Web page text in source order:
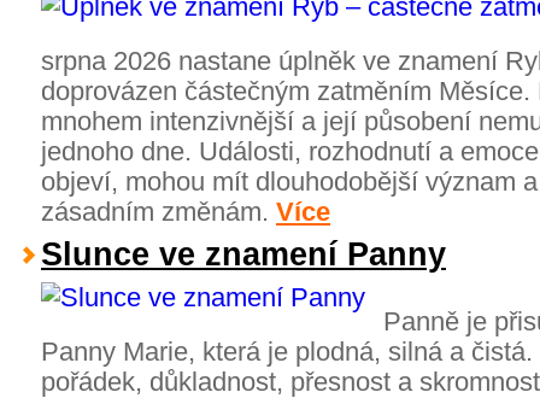
srpna 2026 nastane úplněk ve znamení
doprovázen částečným zatměním
mnohem intenzivnější a její působení
jednoho dne. Události, rozhodnutí a
objeví, mohou mít dlouhodobější význam
zásadním změnám. Více
Slunce ve znamení Panny
Panně je
Panny Marie, která je plodná, silná a
pořádek, důkladnost, přesnost a